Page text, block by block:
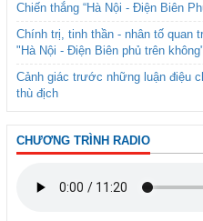
Chiến thắng “Hà Nội - Điện Biên
Chính trị, tinh thần - nhân tố quan
"Hà Nội - Điện Biên phủ trên không"
Cảnh giác trước những luận điệu
thù địch
CHƯƠNG TRÌNH RADIO